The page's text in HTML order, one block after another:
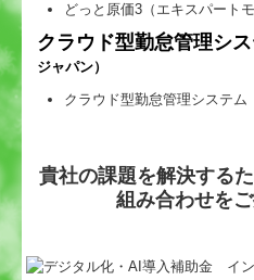
どっと原価3（エキスパートモ
クラウド型勤怠管理シ
ジャパン）
クラウド型勤怠管理システム
貴社の課題を解決する
組み合わせをご